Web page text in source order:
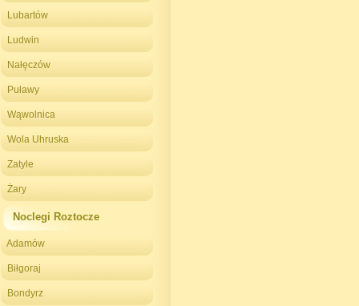
Lubartów
Ludwin
Nałęczów
Puławy
Wąwolnica
Wola Uhruska
Zatyle
Żary
Noclegi Roztocze
Adamów
Biłgoraj
Bondyrz